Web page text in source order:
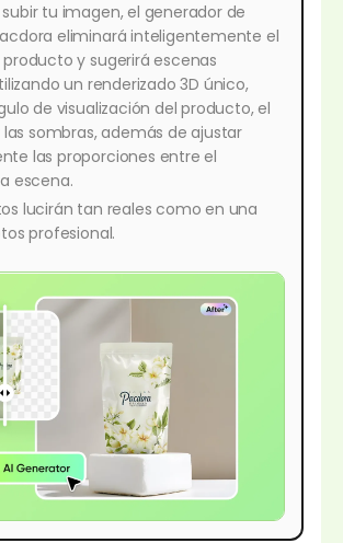
tu imagen, el generador de
eliminará inteligentemente el
y sugerirá escenas
un renderizado 3D único,
de visualización del producto, el
las sombras, además de ajustar
las proporciones entre el
escena.
lucirán tan reales como en una
profesional.